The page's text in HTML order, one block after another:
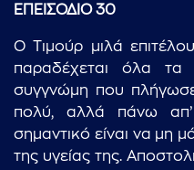
ΕΠΕΙΣΟΔΙΟ 30
Ο Τιμούρ μιλά
παραδέχεται όλα τα
συγγνώμη που
πολύ, αλλά πάνω
σημαντικό είναι να μη
της υγείας της.